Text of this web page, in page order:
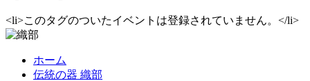
<li>このタグのついたイベントは登録されていません。</li>
ホーム
伝統の器 織部